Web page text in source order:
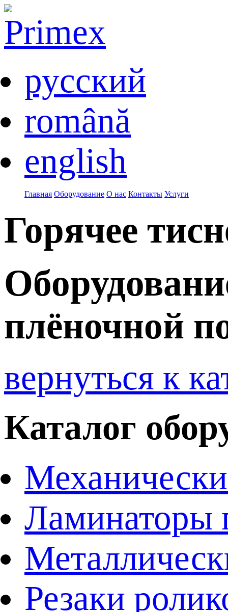
русский
română
english
Главная Оборудование О нас Контакты Услуги
Горячее
плёночной
вернуться к
Каталог
Ламинаторы
Резаки